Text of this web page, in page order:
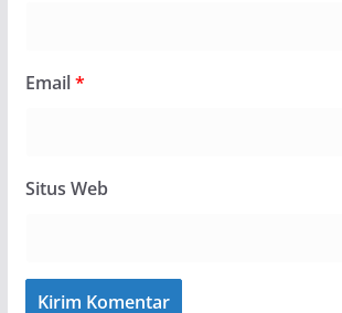
Email*
Situs Web